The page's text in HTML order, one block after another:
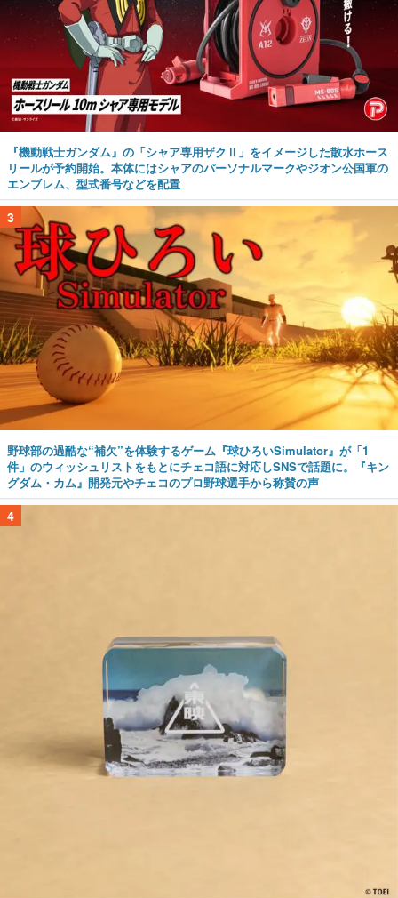
『機動戦士ガンダム』の「シャア専用ザクⅡ」をイメージした散水ホース
リールが予約開始。本体にはシャアのパーソナルマークやジオン公国軍の
エンブレム、型式番号などを配置
3
野球部の過酷な“補欠”を体験するゲーム『球ひろいSimulator』が「1
件」のウィッシュリストをもとにチェコ語に対応しSNSで話題に。『キン
グダム・カム』開発元やチェコのプロ野球選手から称賛の声
4